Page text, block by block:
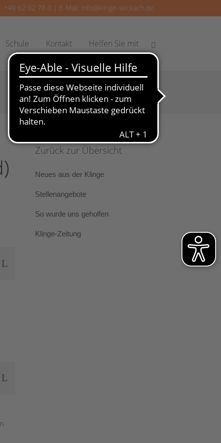
+49 62 92 78 0 | E-Mail: info@klinge-seckach.de
Schule Kontakt Helfen Sie mit
Zurück zur Übersicht
Neues aus der Klinge
Stellenangebote
So wurde uns geholfen
Klinge-Zeitung